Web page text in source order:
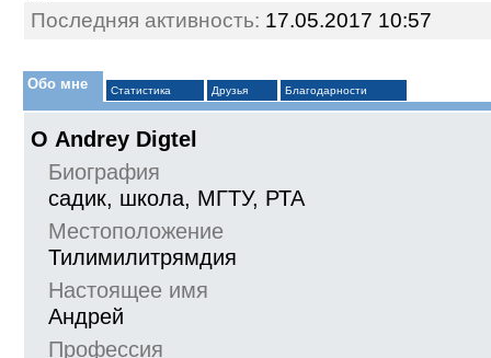
Последняя активность: 17.05.2017 10:57
Обо мне Статистика Друзья Благодарности
О Andrey Digtel
Биография
садик, школа, МГТУ, РТА
Местоположение
Тилимилитрямдия
Настоящее имя
Андрей
Профессия